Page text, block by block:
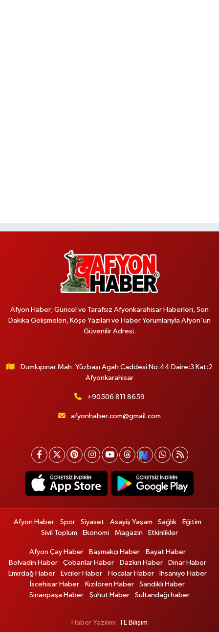
Afyon Haber; Güncel ve Tarafsız Afyonkarahisar Haberleri, Son
Dakika Gelişmeleri, Köşe Yazıları ve Haber Yorumlarıyla Afyon'un
Güvenilir Adresi.
Dumlupınar Mah. Yüzbaşı Agah Caddesi No:44 Daire:3 Kat:2
Afyonkarahisar
+90506 811 8659
afyonhaber.com@gmail.com
Afyon Haber Spor Siyaset Asayiş Yaşam Sağlık
Eğitim
Sivil Toplum
Ekonomi Magazin Etkinlikler
Afyon Çay Haber Başmakçı Haber
Bayat Haber
Bolvadin Haber
Çobanlar Haber Dazkırı Haber
Dinar Haber
Emirdağ Haber
Evciler Haber Hocalar Haber
İhsaniye Haber
İscehisar Haber
Kızılören Haber
Sandıklı Haber
Sinanpaşa Haber
Şuhut Haber Sultandağı haber
Haber Yazılımı: TE Bilişim